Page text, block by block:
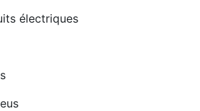
électriques